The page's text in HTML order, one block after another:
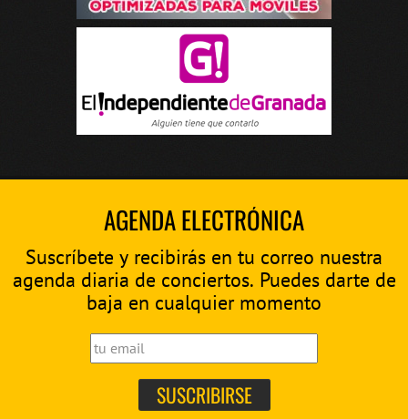
AGENDA ELECTRÓNICA
Suscríbete y recibirás en tu correo nuestra
agenda diaria de conciertos. Puedes darte de
baja en cualquier momento